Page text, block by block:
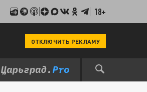
18+
ОТКЛЮЧИТЬ РЕКЛАМУ